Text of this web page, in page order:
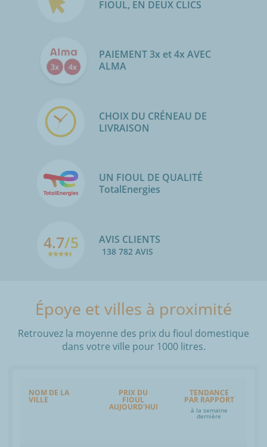
FIOUL, EN DEUX CLICS
PAIEMENT 3x et 4x AVEC
ALMA
CHOIX DU CRÉNEAU DE
LIVRAISON
UN FIOUL DE QUALITÉ
TotalEnergies
4.7/5 AVIS CLIENTS
138 782 AVIS
Époye et villes à proximité
Retrouvez la moyenne des prix du fioul domestique
dans votre ville pour 1000 litres.
NOM DE LA
VILLE
PRIX DU
FIOUL
AUJOURD'HUI
TENDANCE
PAR RAPPORT
à la semaine
dernière